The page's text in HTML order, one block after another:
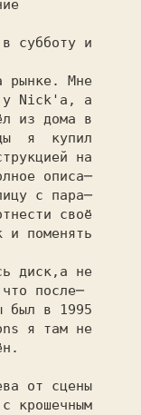
у Nick'а, а
из дома в
я  купил
на
описа─
с пара─
своё
и поменять
был в 1995
я там не
крошечным